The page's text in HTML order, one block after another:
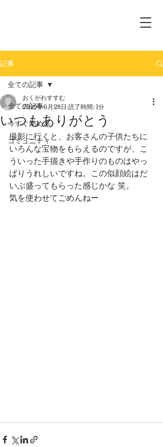
記事
全ての記事
今すぐ始める
コミュニティ
全ての記事
いつもありがとう
おくがわすすむ
2019年6月28日 読了時間: 1分
撮影に行くと、お客さんの子供たちに
いろんな宝物をもらえるのですが、こ
ういった手描きや手作りのものはやっ
ぱりうれしいですね。この似顔絵はだ
いぶ盛ってもらった感じかな 笑。
気を使わせてごめんねー